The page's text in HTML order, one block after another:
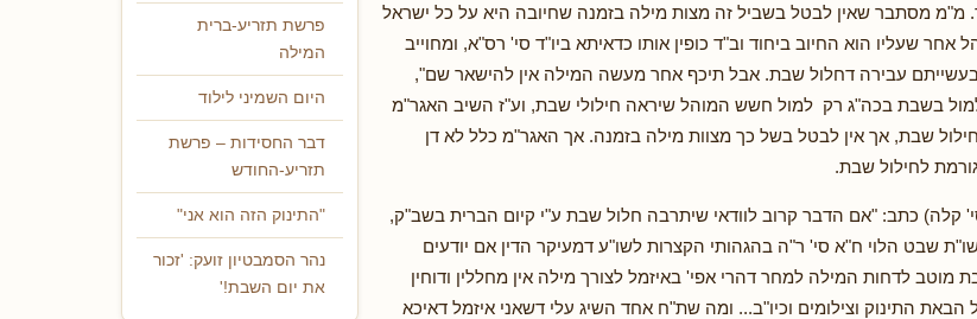
מ"מ מסתבר שאין לבטל בשביל זה מצות מילה בזמנה שחיובה היא על כל ישראל
שעליו הוא החיוב ביחוד וב"ד כופין אותו כדאיתא ביו"ד סי' רס"א, ומחוייב
עבירה דחלול שבת. אבל תיכף אחר מעשה המילה אין להישאר שם",
בשבת בכה"ג רק למול חשש המוהל שיראה חילולי שבת, וע"ז השיב האגר"מ
שבת, אך אין לבטל בשל כך מצוות מילה בזמנה. אך האגר"מ כלל לא דן
לחילול שבת.
קלה) כתב: "אם הדבר קרוב לוודאי שיתרבה חלול שבת ע"י קיום הברית בשב"ק,
שבט הלוי ח"א סי' ר"ה בהגהותי הקצרות לשו"ע דמעיקר הדין אם יודעים
מוטב לדחות המילה למחר דהרי אפי' באיזמל לצורך מילה אין מחללין ודוחין
התינוק וצילומים וכיו"ב... ומה שת"ח אחד השיג עלי דשאני איזמל דאיכא
פרשת תזריע-ברית
המילה
היום השמיני לילוד
דבר החסידות – פרשת
תזריע-החודש
"התינוק הזה הוא אני"
נהר הסמבטיון זועק: 'זכור
את יום השבת!'